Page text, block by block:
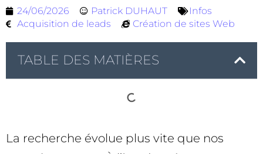
24/06/2026 Patrick DUHAUT
Infos
Acquisition de leads
Création de sites Web
TABLE DES MATIÈRES
La recherche évolue plus vite que nos